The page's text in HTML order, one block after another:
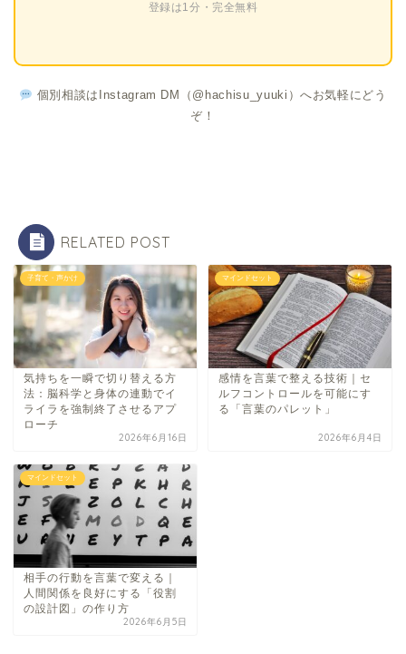
登録は1分・完全無料
個別相談はInstagram DM（@hachisu_yuuki）へお気軽にどう
ぞ！
RELATED POST
子育て・声かけ
気持ちを一瞬で切り替える方
法：脳科学と身体の連動でイ
ライラを強制終了させるアプ
ローチ
2026年6月16日
マインドセット
感情を言葉で整える技術｜セ
ルフコントロールを可能にす
る「言葉のパレット」
2026年6月4日
マインドセット
相手の行動を言葉で変える｜
人間関係を良好にする「役割
の設計図」の作り方
2026年6月5日